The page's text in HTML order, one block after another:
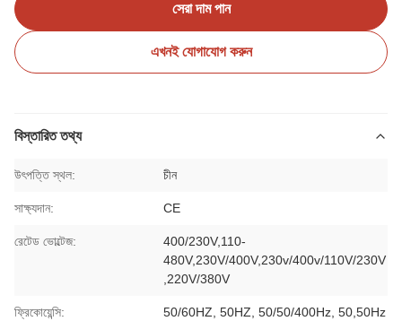
সেরা দাম পান
এখনই যোগাযোগ করুন
বিস্তারিত তথ্য
উৎপত্তি স্থল: চীন
সাক্ষ্যদান: CE
রেটেড ভোল্টেজ:
400/230V,110-
480V,230V/400V,230v/400v/110V/230V
,220V/380V
ফ্রিকোয়েন্সি:
50/60HZ, 50HZ, 50/50/400Hz, 50,50Hz